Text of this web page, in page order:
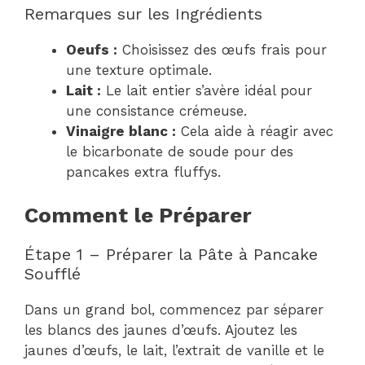
Remarques sur les Ingrédients
Oeufs : Choisissez des œufs frais pour
une texture optimale.
Lait : Le lait entier s’avère idéal pour
une consistance crémeuse.
Vinaigre blanc : Cela aide à réagir avec
le bicarbonate de soude pour des
pancakes extra fluffys.
Comment le Préparer
Étape 1 – Préparer la Pâte à Pancake
Soufflé
Dans un grand bol, commencez par séparer
les blancs des jaunes d’œufs. Ajoutez les
jaunes d’œufs, le lait, l’extrait de vanille et le